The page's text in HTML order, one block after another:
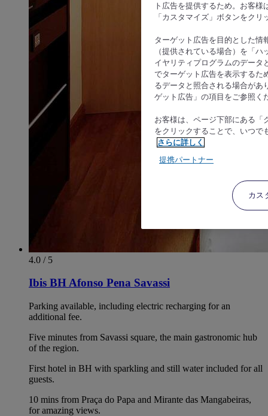
4.0 / 5
Ibis BH Afonso Pena Savassi
Parking available, including electric recharging for an
additional fee.
Five minutes from Savassi square, the main gastronomic hub
of the region.
First hotel in BH with sparkling and still water included for all
guests.
10 mins from Praça do Papa and Mirante das Mangabeiras,
for amazing views.
ト広告を提供するため。お客
「カスタマイズ」ボタンをク
ターゲット広告を目的とした情
（提供されている場合）を「
イヤリティプログラムのデータ
でターゲット広告を表示するた
るデータと照合される場合があ
ゲット広告」の項目をご参照く
お客様は、ページ下部にある「
をクリックすることで、いつで
さらに詳しく
提携パートナー
カス